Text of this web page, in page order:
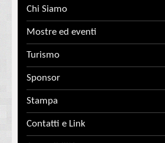
Chi Siamo
Mostre ed eventi
Turismo
Sponsor
Stampa
Contatti e Link